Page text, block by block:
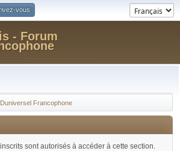
vous
- Forum
Francophone
sont autorisés à accéder à cette section.